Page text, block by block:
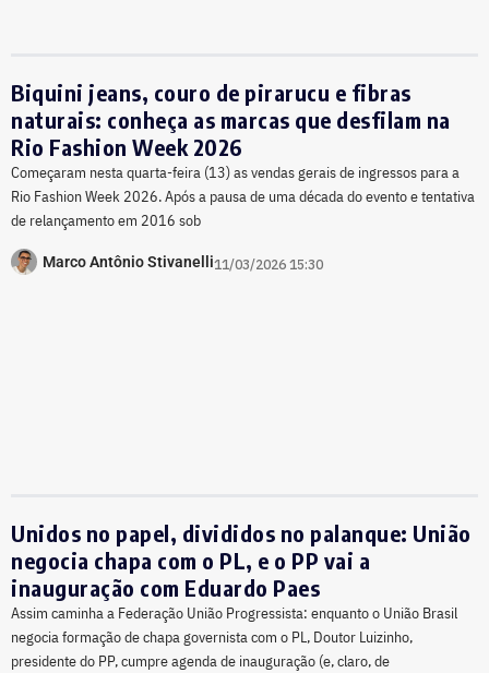
Biquini jeans, couro de pirarucu e fibras
naturais: conheça as marcas que desfilam na
Rio Fashion Week 2026
Começaram nesta quarta-feira (13) as vendas gerais de ingressos para a
Rio Fashion Week 2026. Após a pausa de uma década do evento e tentativa
de relançamento em 2016 sob
Marco Antônio Stivanelli11/03/2026 15:30
Unidos no papel, divididos no palanque: União
negocia chapa com o PL, e o PP vai a
inauguração com Eduardo Paes
Assim caminha a Federação União Progressista: enquanto o União Brasil
negocia formação de chapa governista com o PL, Doutor Luizinho,
presidente do PP, cumpre agenda de inauguração (e, claro, de